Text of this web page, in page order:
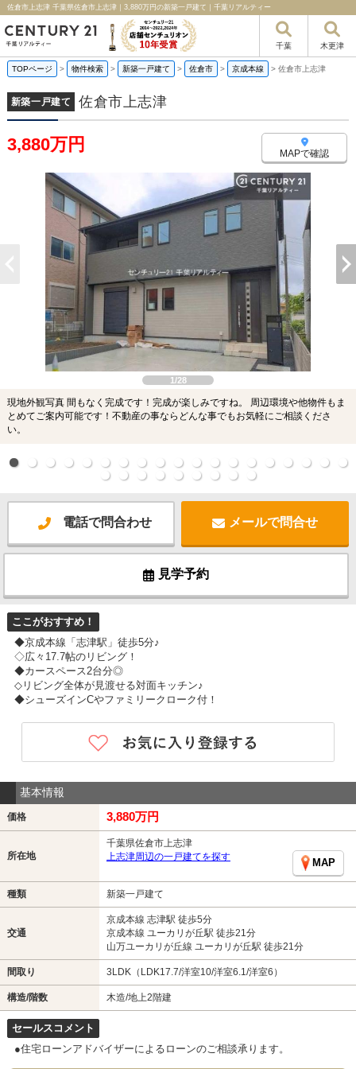
佐倉市上志津 千葉県佐倉市上志津｜3,880万円の新築一戸建て｜千葉リアルティー
千葉 木更津
TOPページ > 物件検索 > 新築一戸建て > 佐倉市 > 京成本線 > 佐倉市上志津
新築一戸建て 佐倉市上志津
3,880万円 MAPで確認
1/28
現地外観写真 間もなく完成です！完成が楽しみですね。 周辺環境や他物件もま
とめてご案内可能です！不動産の事ならどんな事でもお気軽にご相談くださ
い。
電話で問合わせ メールで問合せ
見学予約
ここがおすすめ！
◆京成本線「志津駅」徒歩5分♪
◇広々17.7帖のリビング！
◆カースペース2台分◎
◇リビング全体が見渡せる対面キッチン♪
◆シューズインCやファミリークローク付！
基本情報
価格 3,880万円
所在地
千葉県佐倉市上志津
上志津周辺の一戸建てを探す
MAP
種類 新築一戸建て
交通
京成本線 志津駅 徒歩5分
京成本線 ユーカリが丘駅 徒歩21分
山万ユーカリが丘線 ユーカリが丘駅 徒歩21分
間取り 3LDK（LDK17.7/洋室10/洋室6.1/洋室6）
構造/階数 木造/地上2階建
セールスコメント
●住宅ローンアドバイザーによるローンのご相談承ります。